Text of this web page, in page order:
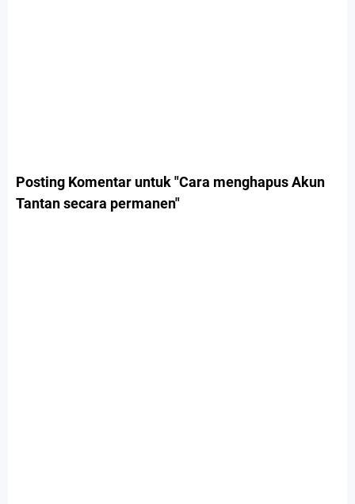
Posting Komentar untuk "Cara menghapus Akun
Tantan secara permanen"